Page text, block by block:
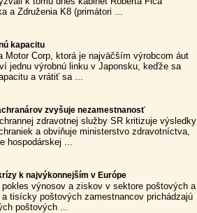
a Združenia K8 (primátori ...
kapacitu
Motor Corp, ktorá je najväčším výrobcom áut
jednu výrobnú linku v Japonsku, keďže sa
a vrátiť sa ...
zvyšuje nezamestnanosť
zdravotnej služby SR kritizuje výsledky
a obviňuje ministerstvo zdravotníctva,
hospodárskej ...
k najvýkonnejším v Európe
výnosov a ziskov v sektore poštových a
tisícky poštových zamestnancov prichádzajú
poštových ...